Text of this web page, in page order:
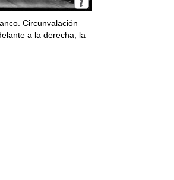
Circunvalación
a la derecha, la